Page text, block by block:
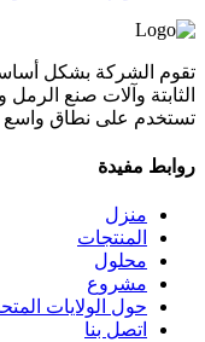
تقوم الشركة بشكل
الثابتة وآلات صنع
تستخدم على نطاق واسع
روابط مفيدة
منزل
المنتجات
محلول
مشروع
حول الولايات
اتصل بنا